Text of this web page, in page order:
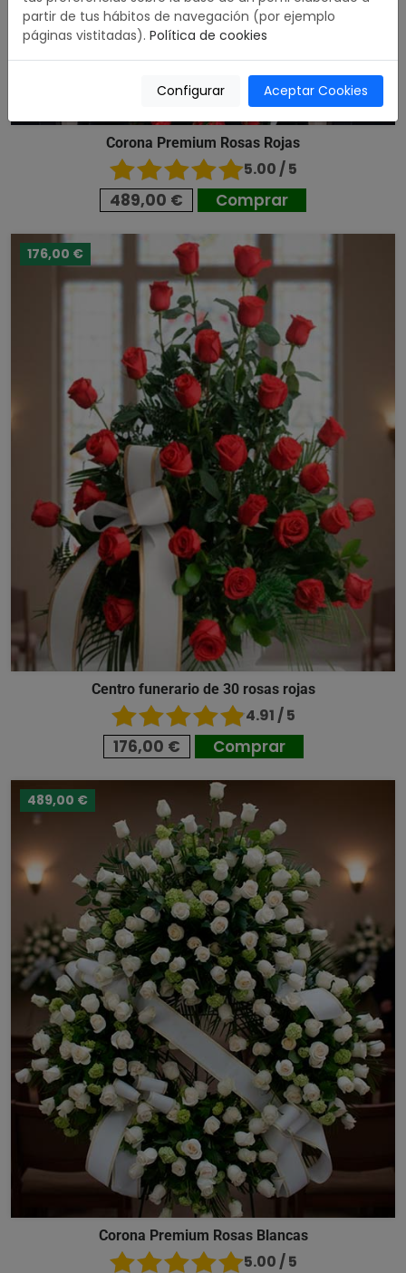
Corona Premium Rosas Rojas
5.00 / 5
489,00 € Comprar
176,00 €
Centro funerario de 30 rosas rojas
4.91 / 5
176,00 € Comprar
489,00 €
Corona Premium Rosas Blancas
5.00 / 5
partir de tus hábitos de navegación (por ejemplo
páginas vistitadas). Política de cookies
Configurar Aceptar Cookies